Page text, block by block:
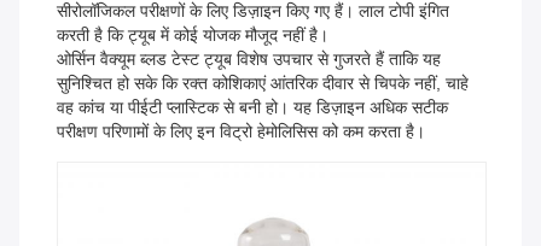
सीरोलॉजिकल परीक्षणों के लिए डिज़ाइन किए गए हैं। लाल टोपी इंगित
करती है कि ट्यूब में कोई योजक मौजूद नहीं है।
ओर्सिन वैक्यूम ब्लड टेस्ट ट्यूब विशेष उपचार से गुजरते हैं ताकि यह
सुनिश्चित हो सके कि रक्त कोशिकाएं आंतरिक दीवार से चिपके नहीं, चाहे
वह कांच या पीईटी प्लास्टिक से बनी हो। यह डिज़ाइन अधिक सटीक
परीक्षण परिणामों के लिए इन विट्रो हेमोलिसिस को कम करता है।